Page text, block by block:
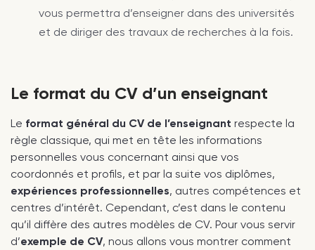
vous permettra d’enseigner dans des universités
et de diriger des travaux de recherches à la fois.
Le format du CV d’un enseignant
Le format général du CV de l’enseignant respecte la
règle classique, qui met en tête les informations
personnelles vous concernant ainsi que vos
coordonnés et profils, et par la suite vos diplômes,
expériences professionnelles, autres compétences et
centres d’intérêt. Cependant, c’est dans le contenu
qu’il diffère des autres modèles de CV. Pour vous servir
d’exemple de CV, nous allons vous montrer comment